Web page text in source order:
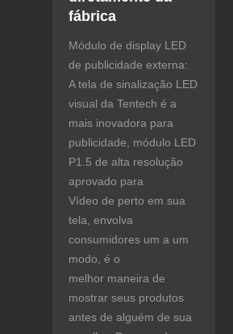
fábrica
Módulo de display LED
de publicidade externa:
A tela de sinalização LED
visual da Tentech é a
mais inovadora para
publicidade, módulo LED
P1.5 de alta resolução
aprovado para
Vídeo de perto em sua
tela, envolva
consumidores um a um
modo, é o
melhor maneira de
mostrar seus produtos
antes de alguém de sua